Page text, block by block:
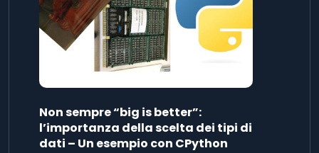
Non sempre “big is better”:
l’importanza della scelta dei tipi di
dati – Un esempio con CPython